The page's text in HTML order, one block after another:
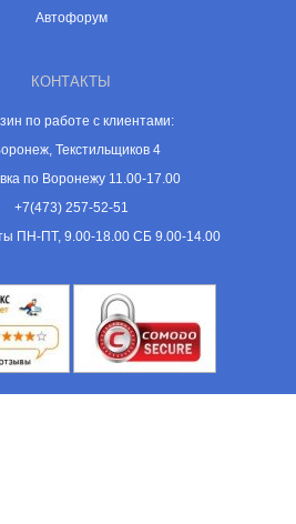
Автофорум
КОНТАКТЫ
по работе с клиентами:
Текстильщиков 4
по Воронежу 11.00-17.00
+7(473) 257-52-51
ПН-ПТ, 9.00-18.00 СБ 9.00-14.00